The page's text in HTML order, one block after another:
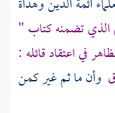
الذي تضمنه كتاب "
في اعتقاد قائله :
وأن ما ثم غير كمن